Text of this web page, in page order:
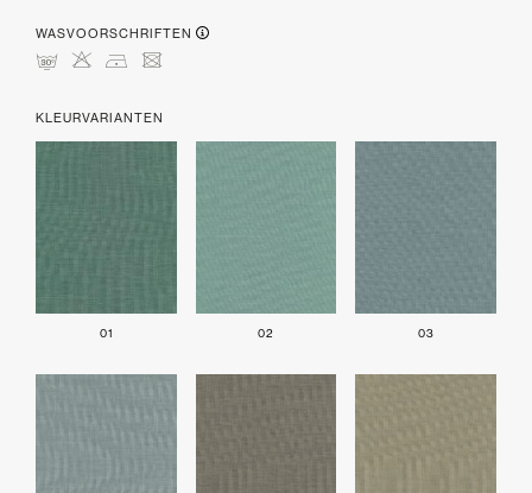
WASVOORSCHRIFTEN
mHDU
KLEURVARIANTEN
01 02 03